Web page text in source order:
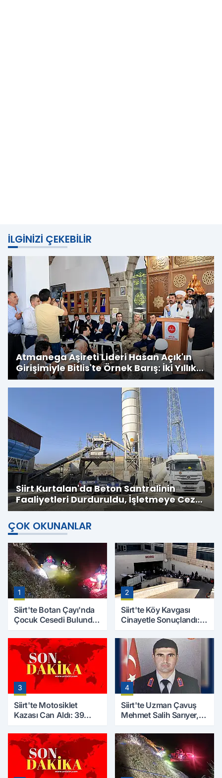
İLGINIZI ÇEKEBILIR
Atmanega Aşireti Lideri Hasan Açık'ın
Girişimiyle Bitlis'te Örnek Barış: İki Yıllık
Husumet Sona Erdi
Siirt Kurtalan'da Beton Santralinin
Faaliyetleri Durduruldu, İşletmeye Cezai
İşlem Uygulandı
ÇOK OKUNANLAR
1
Siirt'te Botan Çayı'nda
Çocuk Cesedi Bulundu:
Çalışmaları Başlıyor
2
Siirt'te Köy Kavgası
Cinayetle Sonuçlandı:
Kaybetti
3
Siirt'te Motosiklet
Kazası Can Aldı: 39
Hayatını Kaybetti
4
Siirt'te Uzman Çavuş
Mehmet Salih Sarıyer,